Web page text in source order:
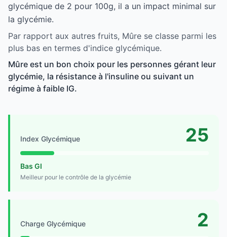
glycémique de 2 pour 100g, il a un impact minimal sur
la glycémie.
Par rapport aux autres fruits, Mûre se classe parmi les
plus bas en termes d'indice glycémique.
Mûre est un bon choix pour les personnes gérant leur
glycémie, la résistance à l'insuline ou suivant un
régime à faible IG.
Index Glycémique 25
Bas GI
Meilleur pour le contrôle de la glycémie
Charge Glycémique 2